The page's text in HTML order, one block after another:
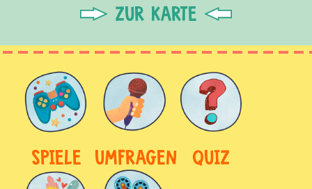
ZUR KARTE
SPIELE UMFRAGEN QUIZ